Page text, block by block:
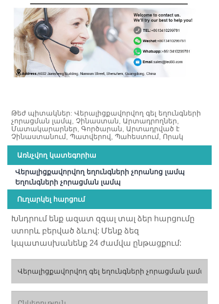
Թեժ պիտակներ: Վերալիցքավորվող գել եղունգների
չորացման լամպ, Չինաստան, Արտադրողներ,
Մատակարարներ, Գործարան, Արտադրված է
Չինաստանում, Պատվերով, Պահեստում, Որակ
Առնչվող կատեգորիա
Վերալիցքավորվող եղունգների չորանոց լամպ
Եղունգների չորացման լամպ
Ուղարկել հարցում
Խնդրում ենք ազատ զգալ տալ ձեր հարցումը
ստորև բերված ձևով: Մենք ձեզ
կպատասխանենք 24 ժամվա ընթացքում: